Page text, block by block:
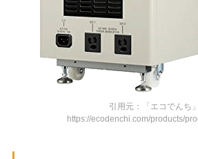
引用元：「エコでんち」
https://ecodenchi.com/products/